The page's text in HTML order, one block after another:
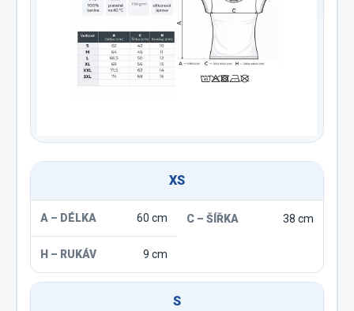
XS
60 cm 38 cm
9 cm
S